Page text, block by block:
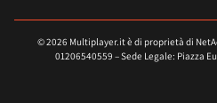
© 2026 Multiplayer.it è di proprietà di
01206540559 – Sede Legale: Piazza